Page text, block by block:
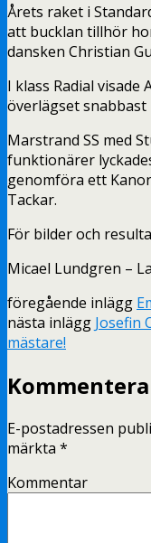
Årets raket i
att bucklan tillhör
dansken Christian
I klass Radial visade
överlägset snabbast
Marstrand SS med
funktionärer
genomföra ett
Tackar.
För bilder och
Micael Lundgren –
föregående inlägg
nästa inlägg Josefin
mästare!
Kommentera
E-postadressen
märkta *
Kommentar